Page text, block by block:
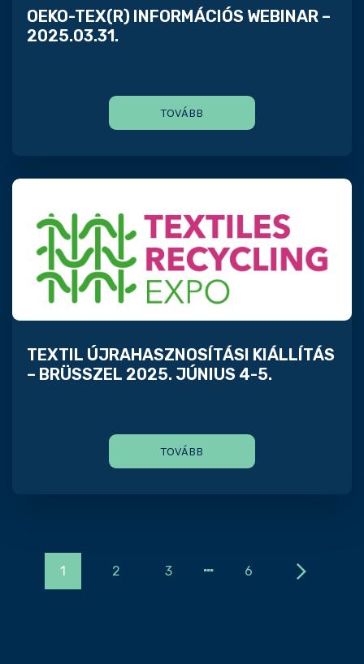
OEKO-TEX(R) INFORMÁCIÓS WEBINAR –
2025.03.31.
TOVÁBB
TEXTIL ÚJRAHASZNOSÍTÁSI KIÁLLÍTÁS
– BRÜSSZEL 2025. JÚNIUS 4-5.
TOVÁBB
1 2 3 … 6